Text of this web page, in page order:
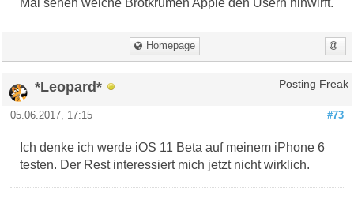
Homepage
*Leopard* Posting Freak
#73
05.06.2017, 17:15
Ich denke ich werde iOS 11 Beta auf meinem iPhone 6
testen. Der Rest interessiert mich jetzt nicht wirklich.